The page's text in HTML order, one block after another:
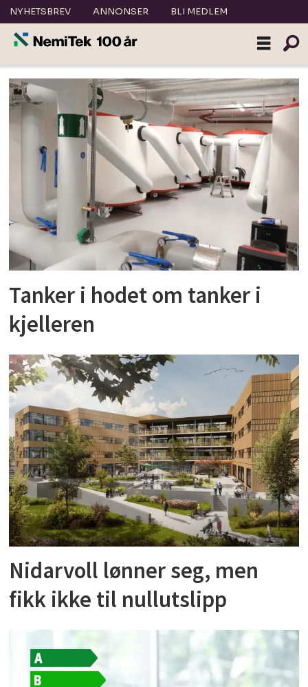
NYHETSBREV ANNONSER BLI MEDLEM
Tag:
nullutslippsbygg
Tanker i hodet om tanker i
kjelleren
Nidarvoll lønner seg, men
fikk ikke til nullutslipp